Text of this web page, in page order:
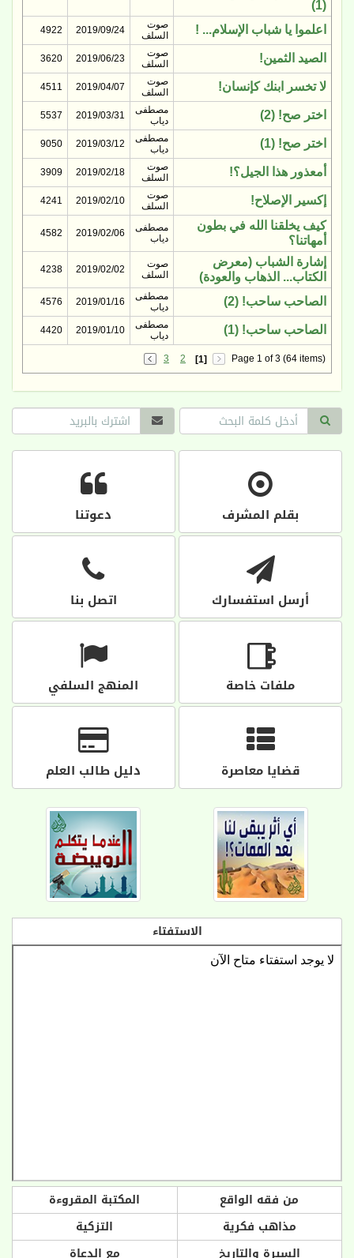
(1)
اعلموا يا شباب الإسلام... !
صوت
السلف
2019/09/24
4922
الصيد الثمين!
صوت
السلف
2019/06/23
3620
لا تخسر ابنك كإنسان!
صوت
السلف
2019/04/07
4511
اختر صح! (2)
مصطفى
دياب
2019/03/31
5537
اختر صح! (1)
مصطفى
دياب
2019/03/12
9050
أمعذور هذا الجيل؟!
صوت
السلف
2019/02/18
3909
إكسير الإصلاح!
صوت
السلف
2019/02/10
4241
كيف يخلقنا الله في بطون
أمهاتنا؟
مصطفى
دياب
2019/02/06
4582
إشارة الشباب (معرض
الكتاب... الذهاب والعودة)
صوت
السلف
2019/02/02
4238
الصاحب ساحب! (2)
مصطفى
دياب
2019/01/16
4576
الصاحب ساحب! (1)
مصطفى
دياب
2019/01/10
4420
3 2 [1] Page 1 of 3 (64 items)
بقلم المشرف دعوتنا
أرسل استفسارك اتصل بنا
ملفات خاصة المنهج السلفي
قضايا معاصرة دليل طالب العلم
الاستفتاء
من فقه الواقع
المكتبة المقروءة
مذاهب فكرية
التزكية
السيرة والتاريخ
مع الدعاة